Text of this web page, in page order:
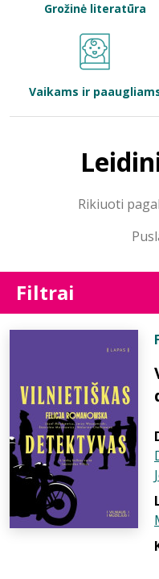
Bibliotekoms
Grožinė literatūra
Vaikams ir
Rikiuoti
Filtrai